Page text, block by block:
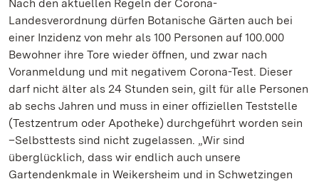
Nach den aktuellen Regeln der Corona-
Landesverordnung dürfen Botanische Gärten auch bei
einer Inzidenz von mehr als 100 Personen auf 100.000
Bewohner ihre Tore wieder öffnen, und zwar nach
Voranmeldung und mit negativem Corona-Test. Dieser
darf nicht älter als 24 Stunden sein, gilt für alle Personen
ab sechs Jahren und muss in einer offiziellen Teststelle
(Testzentrum oder Apotheke) durchgeführt worden sein
–Selbsttests sind nicht zugelassen. „Wir sind
überglücklich, dass wir endlich auch unsere
Gartendenkmale in Weikersheim und in Schwetzingen